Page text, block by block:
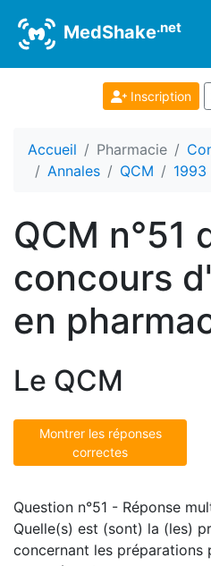
MedShake.net
Inscription
Accueil Pharmacie
Annales
QCM 1993
QCM n°51
concours
en
Le QCM
Montrer les réponses
correctes
Question n°51 - Réponse
Quelle(s) est (sont) la (les)
concernant les préparations